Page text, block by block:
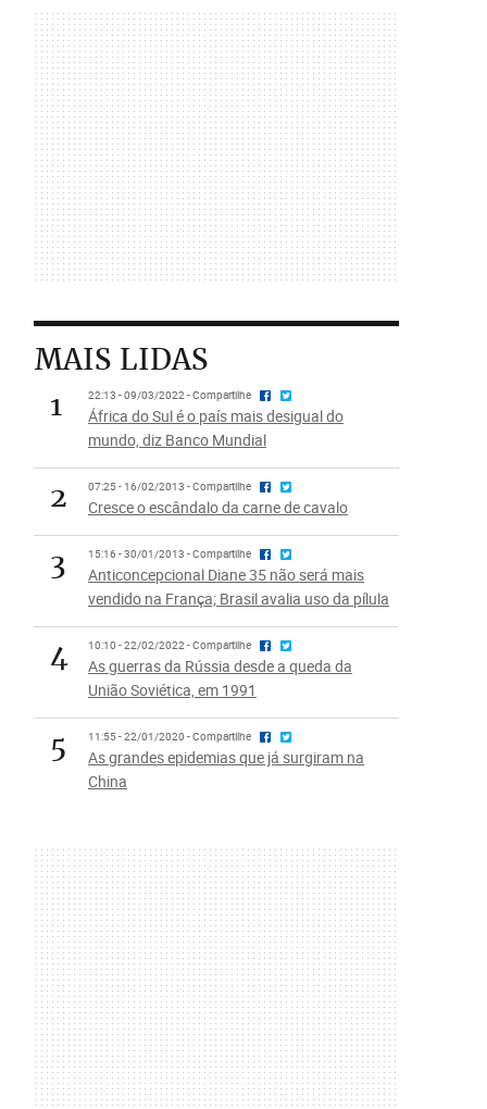
MAIS LIDAS
1
22:13 - 09/03/2022 - Compartilhe
África do Sul é o país mais desigual do
mundo, diz Banco Mundial
2 07:25 - 16/02/2013 - Compartilhe
Cresce o escândalo da carne de cavalo
3 15:16 - 30/01/2013 - Compartilhe
Anticoncepcional Diane 35 não será mais
vendido na França; Brasil avalia uso da pílula
4 10:10 - 22/02/2022 - Compartilhe
As guerras da Rússia desde a queda da
União Soviética, em 1991
5 11:55 - 22/01/2020 - Compartilhe
As grandes epidemias que já surgiram na
China